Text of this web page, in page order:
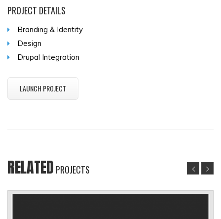
PROJECT DETAILS
Branding & Identity
Design
Drupal Integration
LAUNCH PROJECT
RELATED PROJECTS